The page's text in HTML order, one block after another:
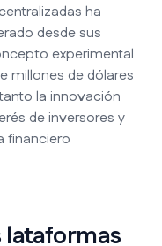
ha
desde sus
experimental
millones de dólares
la innovación
de inversores y
financiero
lataformas